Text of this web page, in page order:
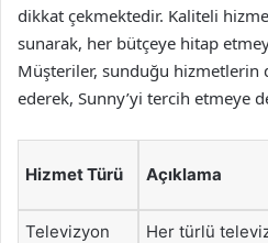
dikkat çekmektedir. Kaliteli
sunarak, her bütçeye hitap
Müşteriler, sunduğu hizmetlerin
ederek, Sunny’yi tercih etmeye
Hizmet Türü Açıklama
Televizyon
Her türlü